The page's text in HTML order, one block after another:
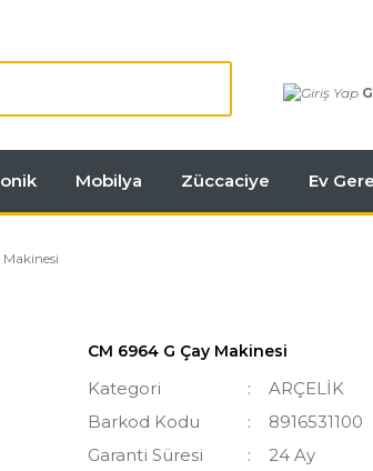
Mobilya Züccaciye Ev
CM 6964 G Çay Makinesi
Kategori
ARÇELİK
Barkod Kodu
8916531100
Garanti Süresi
24 Ay